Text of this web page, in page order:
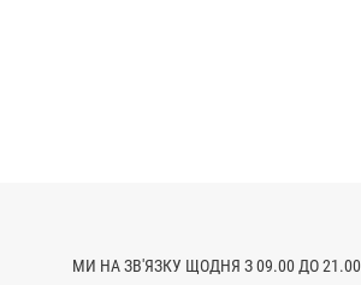
МИ НА ЗВ'ЯЗКУ ЩОДНЯ З 09.00 ДО 21.00